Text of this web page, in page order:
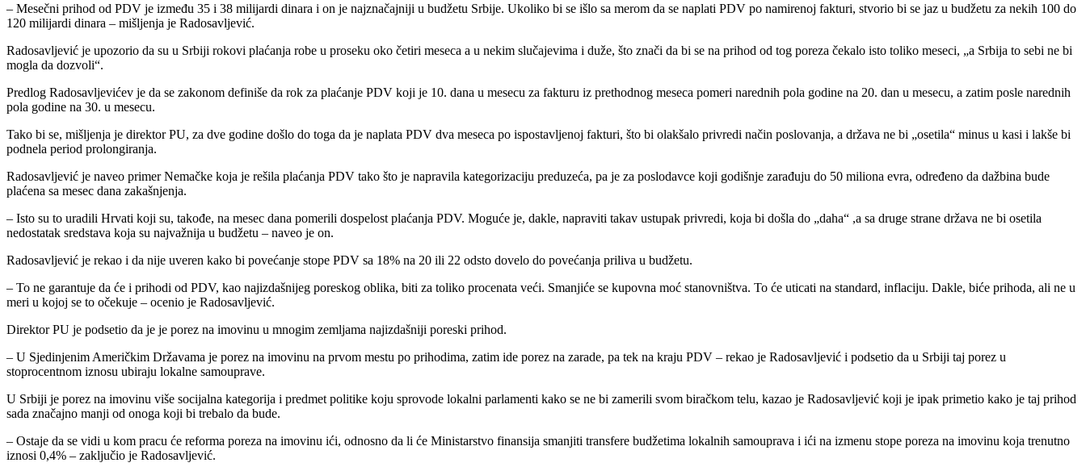
– Mesečni prihod od PDV je između 35 i 38 milijardi dinara i on je najznačajniji u budžetu Srbije. Ukoliko bi se išlo sa merom da se naplati PDV po namirenoj fakturi, stvorio bi se jaz u budžetu za nekih 100 do
120 milijardi dinara – mišljenja je Radosavljević.
Radosavljević je upozorio da su u Srbiji rokovi plaćanja robe u proseku oko četiri meseca a u nekim slučajevima i duže, što znači da bi se na prihod od tog poreza čekalo isto toliko meseci, „a Srbija to sebi ne bi
mogla da dozvoli“.
Predlog Radosavljevićev je da se zakonom definiše da rok za plaćanje PDV koji je 10. dana u mesecu za fakturu iz prethodnog meseca pomeri narednih pola godine na 20. dan u mesecu, a zatim posle narednih
pola godine na 30. u mesecu.
Tako bi se, mišljenja je direktor PU, za dve godine došlo do toga da je naplata PDV dva meseca po ispostavljenoj fakturi, što bi olakšalo privredi način poslovanja, a država ne bi „osetila“ minus u kasi i lakše bi
podnela period prolongiranja.
Radosavljević je naveo primer Nemačke koja je rešila plaćanja PDV tako što je napravila kategorizaciju preduzeća, pa je za poslodavce koji godišnje zarađuju do 50 miliona evra, određeno da dažbina bude
plaćena sa mesec dana zakašnjenja.
– Isto su to uradili Hrvati koji su, takođe, na mesec dana pomerili dospelost plaćanja PDV. Moguće je, dakle, napraviti takav ustupak privredi, koja bi došla do „daha“ ,a sa druge strane država ne bi osetila
nedostatak sredstava koja su najvažnija u budžetu – naveo je on.
Radosavljević je rekao i da nije uveren kako bi povećanje stope PDV sa 18% na 20 ili 22 odsto dovelo do povećanja priliva u budžetu.
– To ne garantuje da će i prihodi od PDV, kao najizdašnijeg poreskog oblika, biti za toliko procenata veći. Smanjiće se kupovna moć stanovništva. To će uticati na standard, inflaciju. Dakle, biće prihoda, ali ne u
meri u kojoj se to očekuje – ocenio je Radosavljević.
Direktor PU je podsetio da je je porez na imovinu u mnogim zemljama najizdašniji poreski prihod.
– U Sjedinjenim Američkim Državama je porez na imovinu na prvom mestu po prihodima, zatim ide porez na zarade, pa tek na kraju PDV – rekao je Radosavljević i podsetio da u Srbiji taj porez u
stoprocentnom iznosu ubiraju lokalne samouprave.
U Srbiji je porez na imovinu više socijalna kategorija i predmet politike koju sprovode lokalni parlamenti kako se ne bi zamerili svom biračkom telu, kazao je Radosavljević koji je ipak primetio kako je taj prihod
sada značajno manji od onoga koji bi trebalo da bude.
– Ostaje da se vidi u kom pracu će reforma poreza na imovinu ići, odnosno da li će Ministarstvo finansija smanjiti transfere budžetima lokalnih samouprava i ići na izmenu stope poreza na imovinu koja trenutno
iznosi 0,4% – zaključio je Radosavljević.